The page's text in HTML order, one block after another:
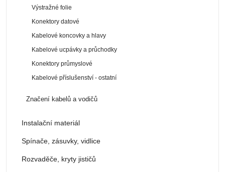
Výstražné folie
Konektory datové
Kabelové koncovky a hlavy
Kabelové ucpávky a průchodky
Konektory průmyslové
Kabelové příslušenství - ostatní
Značení kabelů a vodičů
Instalační materiál
Spínače, zásuvky, vidlice
Rozvaděče, kryty jističů